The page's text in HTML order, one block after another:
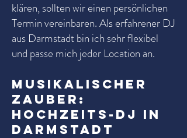
klären, sollten wir einen persönlichen
Termin vereinbaren. Als erfahrener DJ
aus Darmstadt bin ich sehr flexibel
und passe mich jeder Location an.
Musikalischer
Zauber:
Hochzeits-DJ in
Darmstadt